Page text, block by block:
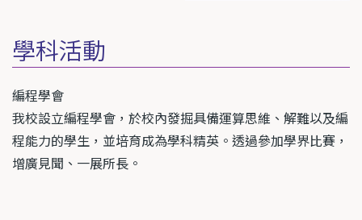
學科活動
編程學會
我校設立編程學會，於校內發掘具備運算思維、解難以及編
程能力的學生，並培育成為學科精英。透過參加學界比賽，
增廣見聞、一展所長。